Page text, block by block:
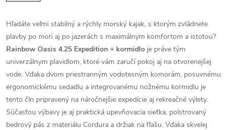
Hľadáte veľmi stabilný a rýchly morský kajak, s ktorým zvládnete
plavby po mori aj po jazerách s maximálnym komfortom a istotou?
Rainbow Oasis 4.25 Expedition + kormidlo je práve tým
univerzálnym plavidlom, ktoré vám zaručí pokoj aj na otvorenejšej
vode. Vďaka dvom priestranným vodotesným komorám, posuvnému
ergonomickému sedadlu a integrovanému nožnému kormidlu je
tento čln pripravený na náročnejšie expedície aj rekreačné výlety.
Súčasťou výbavy je aj praktická upevňovacia sieťka, polstrovaný
bedrový pás z materiálu Cordura a držiak na fľašu. Vďaka skvelej